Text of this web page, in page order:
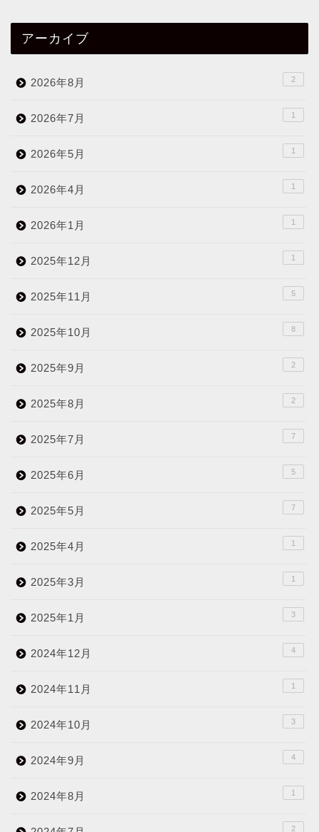
アーカイブ
2026年8月 2
2026年7月 1
2026年5月 1
2026年4月 1
2026年1月 1
2025年12月 1
2025年11月 5
2025年10月 8
2025年9月 2
2025年8月 2
2025年7月 7
2025年6月 5
2025年5月 7
2025年4月 1
2025年3月 1
2025年1月 3
2024年12月 4
2024年11月 1
2024年10月 3
2024年9月 4
2024年8月 1
2